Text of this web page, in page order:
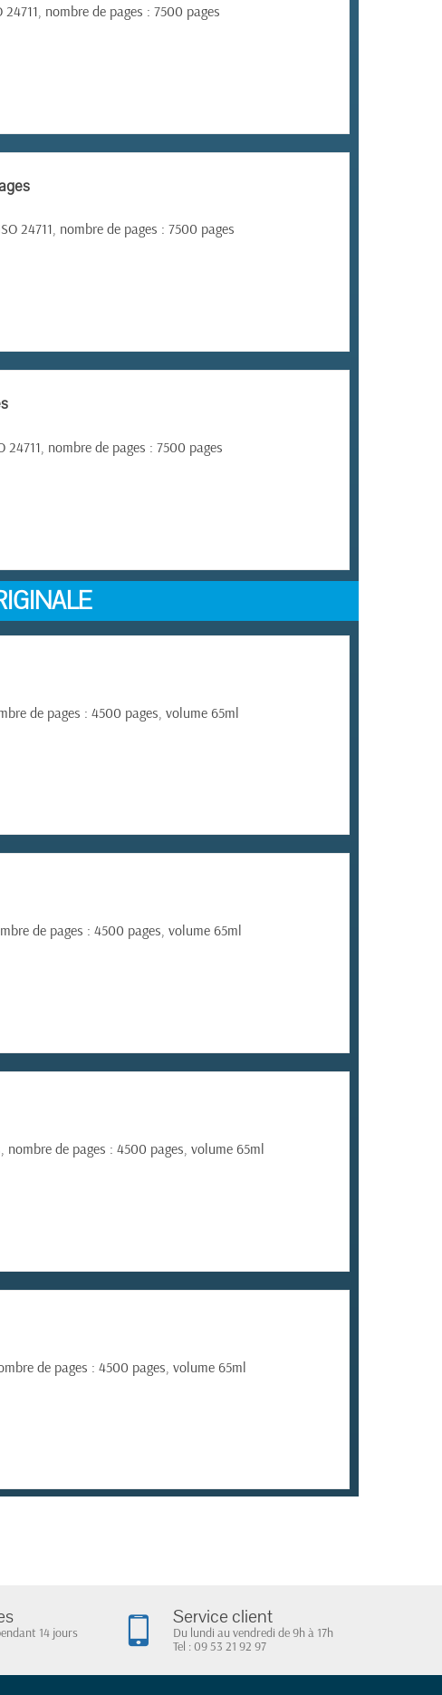
nombre de pages : 7500 pages
24711, nombre de pages : 7500 pages
nombre de pages : 7500 pages
de pages : 4500 pages, volume 65ml
de pages : 4500 pages, volume 65ml
de pages : 4500 pages, volume 65ml
de pages : 4500 pages, volume 65ml
14 jours
Service client
Du lundi au vendredi de 9h à 17h
Tel : 09 53 21 92 97